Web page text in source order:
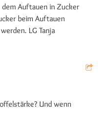
dem Auftauen in Zucker
beim Auftauen
LG Tanja
Und wenn